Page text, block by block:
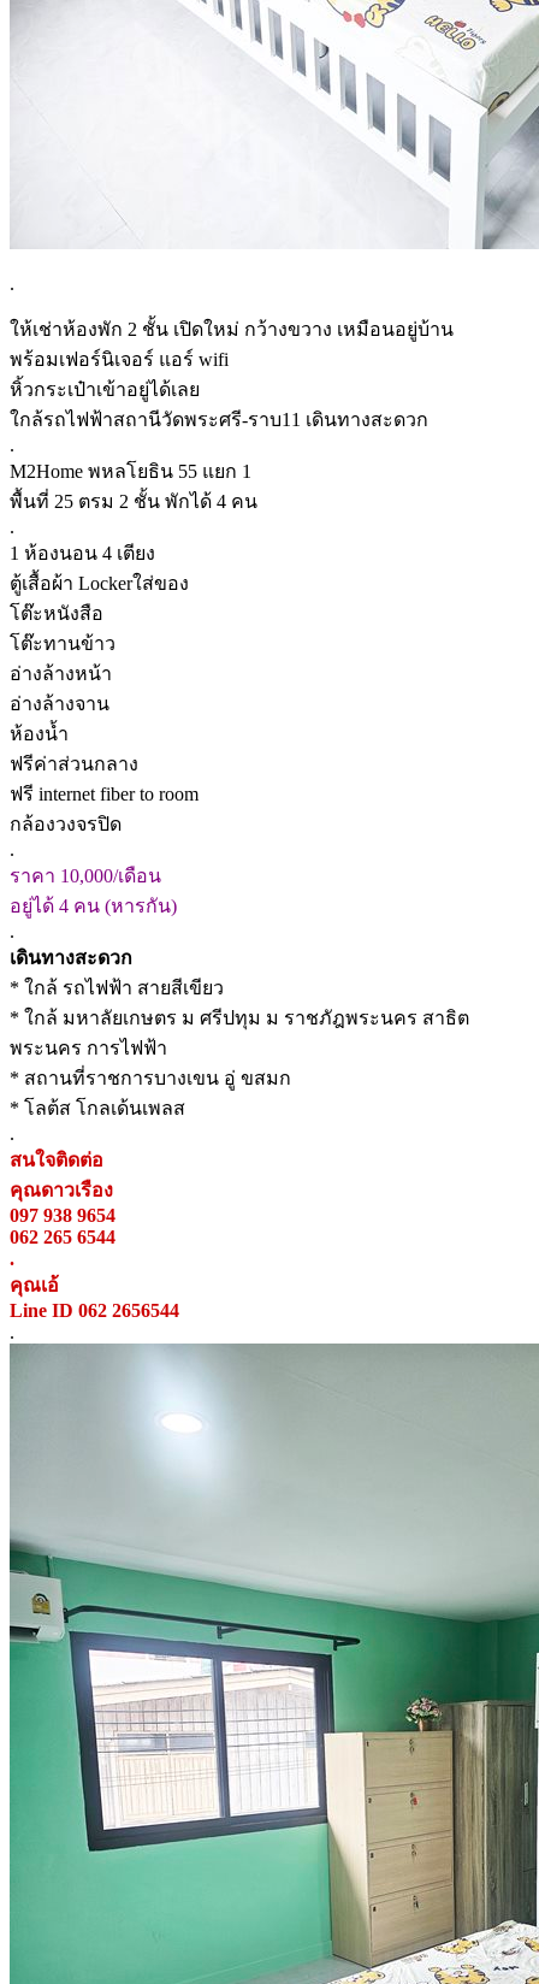
.
ให้เช่าห้องพัก 2 ชั้น เปิดใหม่ กว้างขวาง เหมือนอยู่บ้าน
พร้อมเฟอร์นิเจอร์ แอร์ wifi
หิ้วกระเป๋าเข้าอยู่ได้เลย
ใกล้รถไฟฟ้าสถานีวัดพระศรี-ราบ11 เดินทางสะดวก
.
M2Home พหลโยธิน 55 แยก 1
พื้นที่ 25 ตรม 2 ชั้น พักได้ 4 คน
.
1 ห้องนอน 4 เตียง
ตู้เสื้อผ้า Lockerใส่ของ
โต๊ะหนังสือ
โต๊ะทานข้าว
อ่างล้างหน้า
อ่างล้างจาน
ห้องน้ำ
ฟรีค่าส่วนกลาง
ฟรี internet fiber to room
กล้องวงจรปิด
.
ราคา 10,000/เดือน
อยู่ได้ 4 คน (หารกัน)
.
เดินทางสะดวก
* ใกล้ รถไฟฟ้า สายสีเขียว
* ใกล้ มหาลัยเกษตร ม ศรีปทุม ม ราชภัฎพระนคร สาธิต
พระนคร การไฟฟ้า
* สถานที่ราชการบางเขน อู่ ขสมก
* โลต้ส โกลเด้นเพลส
.
สนใจติดต่อ
คุณดาวเรือง
097 938 9654
062 265 6544
.
คุณเอ้
Line ID 062 2656544
.